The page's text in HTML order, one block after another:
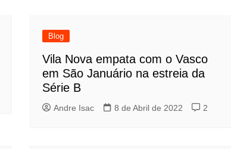
Blog
Vila Nova empata com o Vasco
em São Januário na estreia da
Série B
Andre Isac 8 de Abril de 2022 2